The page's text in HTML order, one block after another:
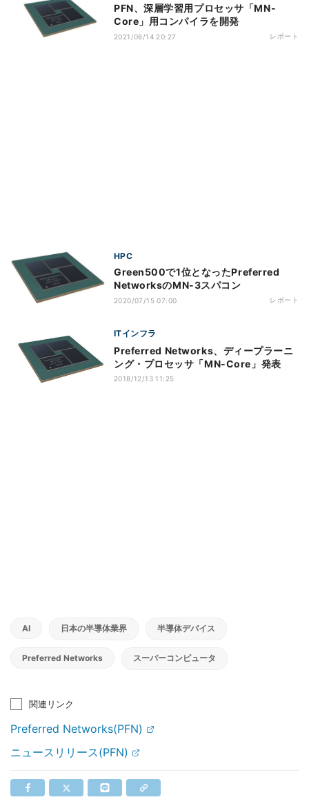
PFN、深層学習用プロセッサ「MN-
Core」用コンパイラを開発
2021/06/14 20:27 レポート
HPC
Green500で1位となったPreferred
NetworksのMN-3スパコン
2020/07/15 07:00 レポート
ITインフラ
Preferred Networks、ディープラーニ
ング・プロセッサ「MN-Core」発表
2018/12/13 11:25
AI 日本の半導体業界 半導体デバイス
Preferred Networks スーパーコンピュータ
関連リンク
Preferred Networks(PFN)
ニュースリリース(PFN)